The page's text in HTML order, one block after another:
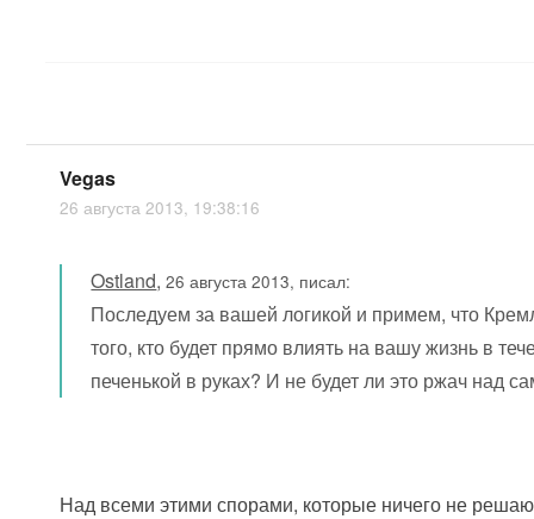
Vegas
26 августа 2013, 19:38:16
Ostland,26 августа 2013, писал:
Последуем за вашей логикой и примем, что
того, кто будет прямо влиять на вашу жизнь в
печенькой в руках? И не будет ли это ржач над
Над всеми этими спорами, которые ничего не